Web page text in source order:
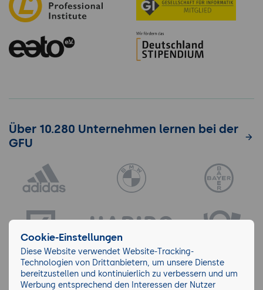
Über 10.280 Unternehmen lernen bei der
GFU
Cookie-Einstellungen
Diese Website verwendet Website-Tracking-
Technologien von Drittanbietern, um unsere Dienste
bereitzustellen und kontinuierlich zu verbessern und um
Werbung entsprechend den Interessen der Nutzer